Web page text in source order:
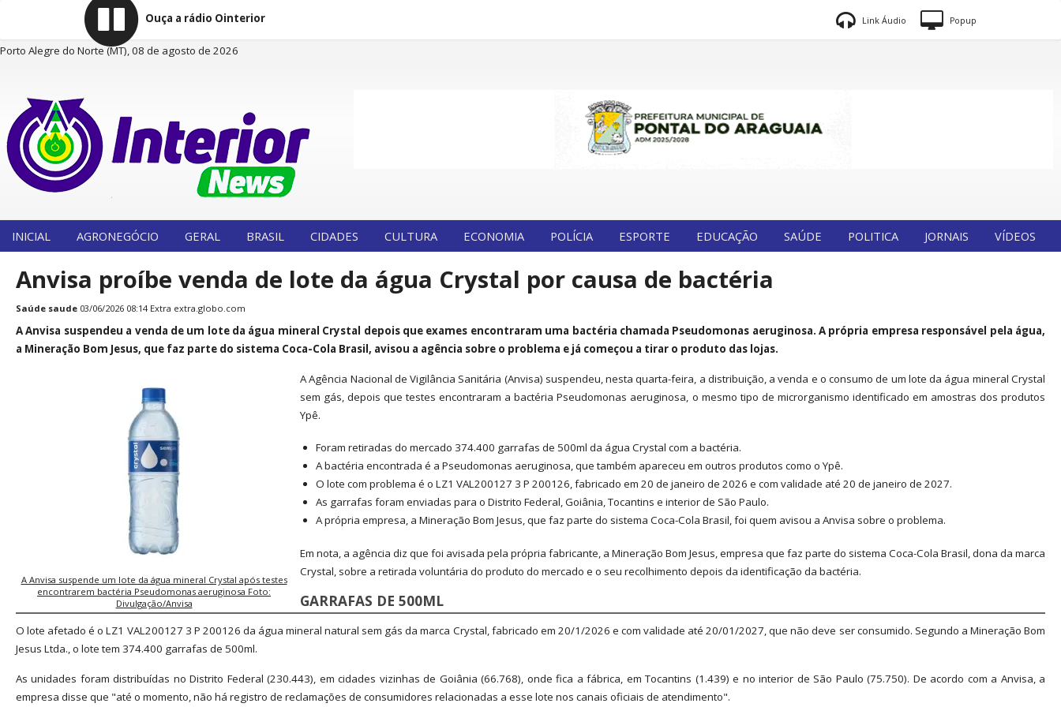
Ouça a rádio Ointerior Link Áudio Popup